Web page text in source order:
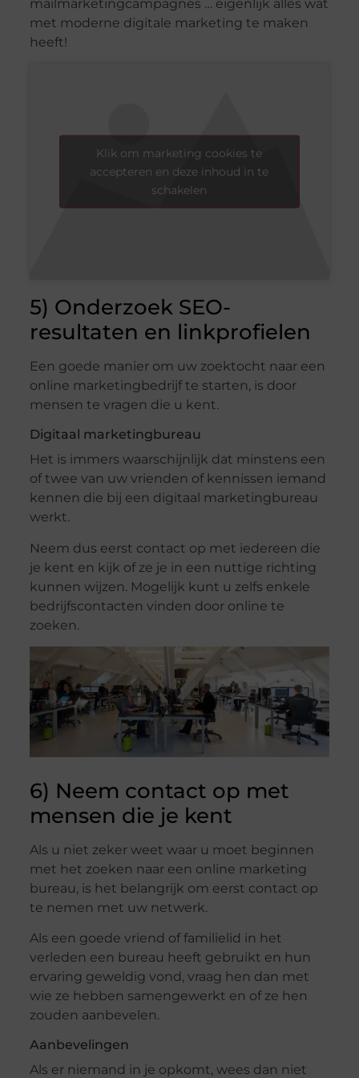
mailmarketingcampagnes … eigenlijk alles wat
met moderne digitale marketing te maken
heeft!
Klik om marketing cookies te
accepteren en deze inhoud in te
schakelen
5) Onderzoek SEO-
resultaten en linkprofielen
Een goede manier om uw zoektocht naar een
online marketingbedrijf te starten, is door
mensen te vragen die u kent.
Digitaal marketingbureau
Het is immers waarschijnlijk dat minstens een
of twee van uw vrienden of kennissen iemand
kennen die bij een digitaal marketingbureau
werkt.
Neem dus eerst contact op met iedereen die
je kent en kijk of ze je in een nuttige richting
kunnen wijzen. Mogelijk kunt u zelfs enkele
bedrijfscontacten vinden door online te
zoeken.
6) Neem contact op met
mensen die je kent
Als u niet zeker weet waar u moet beginnen
met het zoeken naar een online marketing
bureau, is het belangrijk om eerst contact op
te nemen met uw netwerk.
Als een goede vriend of familielid in het
verleden een bureau heeft gebruikt en hun
ervaring geweldig vond, vraag hen dan met
wie ze hebben samengewerkt en of ze hen
zouden aanbevelen.
Aanbevelingen
Als er niemand in je opkomt, wees dan niet